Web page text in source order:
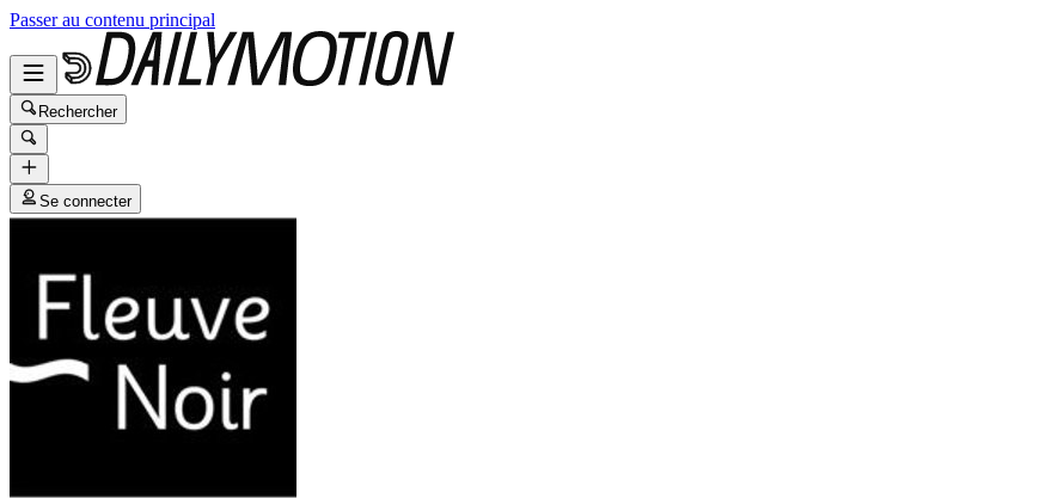
Passer au contenu principal
Rechercher
Se connecter